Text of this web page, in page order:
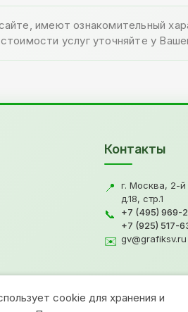
имеют ознакомительный
услуг уточняйте у
Контакты
📍
г. Москва, 2-
д.18, стр.1
📞 +7 (495) 969-
+7 (925) 517-
✉️ gv@grafiksv.ru
cookie для хранения и